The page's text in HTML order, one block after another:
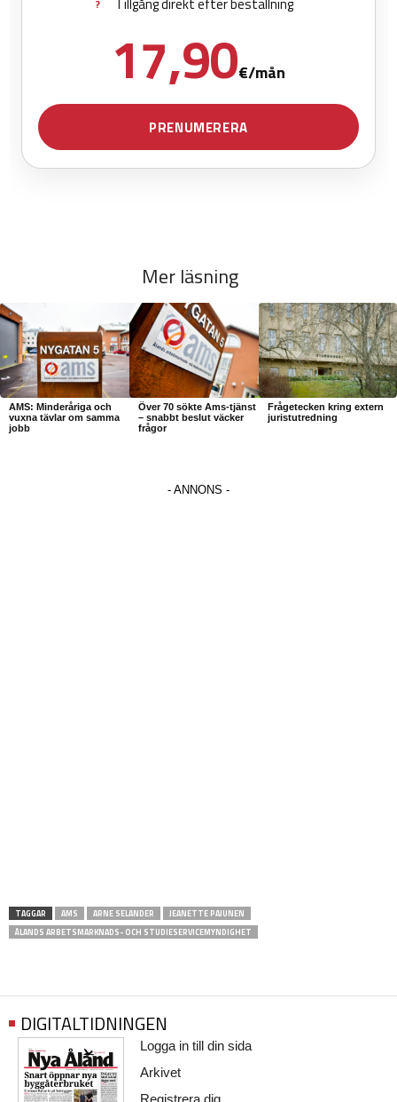
Mer läsning
AMS: Minderåriga och
vuxna tävlar om samma
jobb
Över 70 sökte Ams-tjänst
– snabbt beslut väcker
frågor
Frågetecken kring extern
juristutredning
TAGGAR AMS ARNE SELANDER
JEANETTE PAJUNEN
ÅLANDS ARBETSMARKNADS- OCH STUDIESERVICEMYNDIGHET
DIGITALTIDNINGEN
Logga in till din sida
Arkivet
Registrera dig